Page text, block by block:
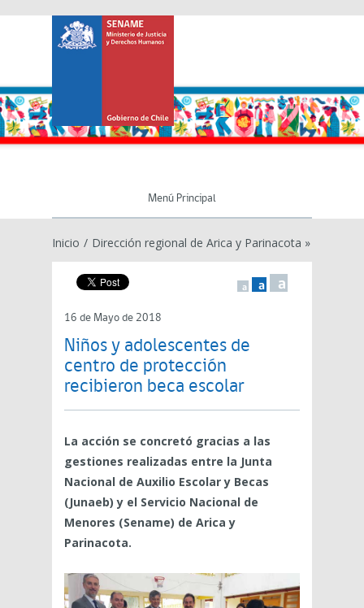
Menú Principal
Inicio / Dirección regional de Arica y Parinacota »
a a a
16 de Mayo de 2018
Niños y adolescentes de
centro de protección
recibieron beca escolar
La acción se concretó gracias a las
gestiones realizadas entre la Junta
Nacional de Auxilio Escolar y Becas
(Junaeb) y el Servicio Nacional de
Menores (Sename) de Arica y
Parinacota.